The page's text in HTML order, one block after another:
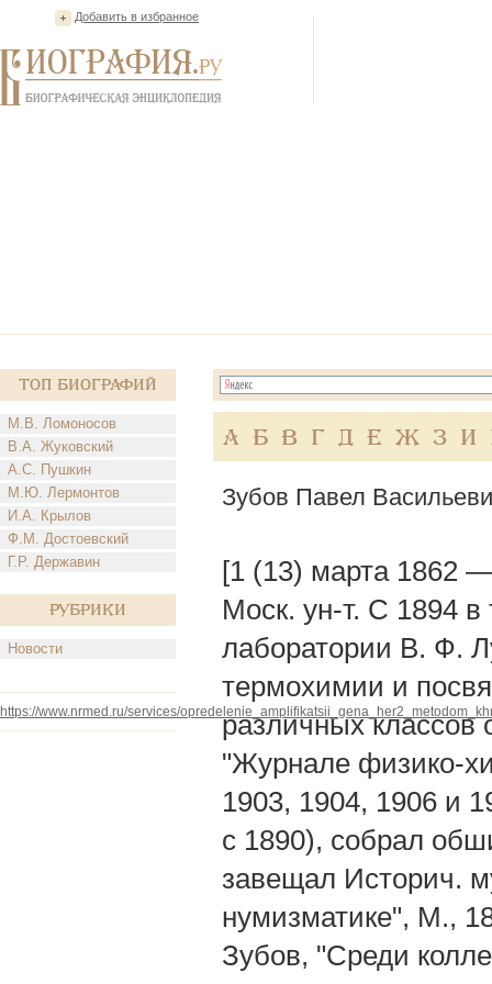
Добавить в избранное
Топ Биографий
М.В. Ломоносов
В.А. Жуковский
А.С. Пушкин
М.Ю. Лермонтов
И.А. Крылов
Ф.М. Достоевский
Г.Р. Державин
Рубрики
Новости
https://www.nrmed.ru/services/
А Б В Г Д Е Ж З И
Зубов Павел
[1 (13) марта 1862
Моск. ун-т. С 1894
лаборатории В. Ф.
термохимии и
различных классов
"Журнале физико-
1903, 1904, 1906 и
с 1890), собрал
завещал Историч.
нумизматике", М.,
Зубов, "Среди